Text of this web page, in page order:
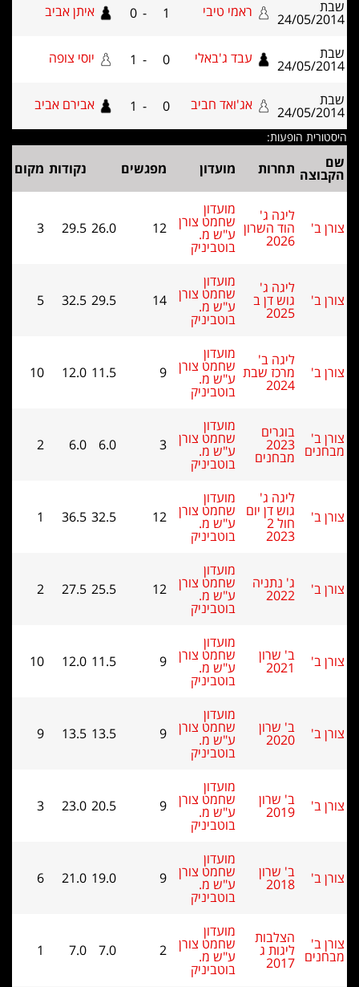
24/ ראמי טיבי 1 איתן אביב
24/ עבד ג'באלי 0 יוסי צופה
24/ אג'ואד חביב 0 אבירם אביב
הופעות:
תחרות מועדון מפגשים נקודות מקום
הוד השרון
2026
מועדון
שחמט צורן
ע"ש מ.
בוטביניק
12
26.0
29.5
3
גוש דן ב
2025
מועדון
שחמט צורן
ע"ש מ.
בוטביניק
14
29.5
32.5
5
מרכז שבת
2024
מועדון
שחמט צורן
ע"ש מ.
בוטביניק
9
11.5
12.0
10
בוגרים
2023
מבחנים
מועדון
שחמט צורן
ע"ש מ.
בוטביניק
3
6.0
6.0
2
גוש דן יום
חול 2
מועדון
שחמט צורן
ע"ש מ.
בוטביניק
12
32.5
36.5
1
ג' נתניה
2022
שחמט צורן
ע"ש מ.
בוטביניק
12
25.5
27.5
2
ב' שרון
2021
שחמט צורן
ע"ש מ.
בוטביניק
9
11.5
12.0
10
ב' שרון
2020
שחמט צורן
ע"ש מ.
בוטביניק
9
13.5
13.5
9
ב' שרון
2019
שחמט צורן
ע"ש מ.
בוטביניק
9
20.5
23.0
3
ב' שרון
2018
שחמט צורן
ע"ש מ.
בוטביניק
9
19.0
21.0
6
הצלבות
ליגות ג
2017
מועדון
שחמט צורן
ע"ש מ.
בוטביניק
2
7.0
7.0
1